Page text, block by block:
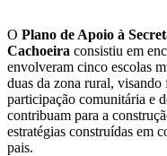
O Plano de Apoio à
Cachoeira consistiu em
envolveram cinco escolas
duas da zona rural, visando
participação comunitária e
contribuam para a
estratégias construídas em
pais.